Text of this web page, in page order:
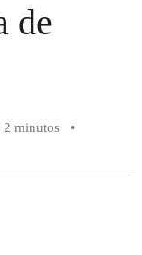
de
2 minutos
•